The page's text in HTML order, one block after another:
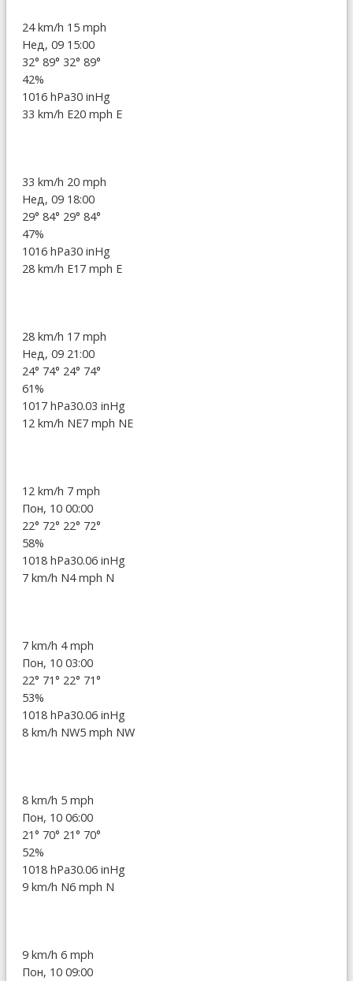
24 km/h 15 mph
Нед, 09 15:00
32° 89° 32° 89°
42%
1016 hPa30 inHg
33 km/h E20 mph E
33 km/h 20 mph
Нед, 09 18:00
29° 84° 29° 84°
47%
1016 hPa30 inHg
28 km/h E17 mph E
28 km/h 17 mph
Нед, 09 21:00
24° 74° 24° 74°
61%
1017 hPa30.03 inHg
12 km/h NE7 mph NE
12 km/h 7 mph
Пон, 10 00:00
22° 72° 22° 72°
58%
1018 hPa30.06 inHg
7 km/h N4 mph N
7 km/h 4 mph
Пон, 10 03:00
22° 71° 22° 71°
53%
1018 hPa30.06 inHg
8 km/h NW5 mph NW
8 km/h 5 mph
Пон, 10 06:00
21° 70° 21° 70°
52%
1018 hPa30.06 inHg
9 km/h N6 mph N
9 km/h 6 mph
Пон, 10 09:00